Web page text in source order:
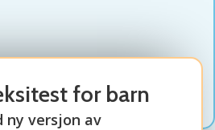
for barn
ny versjon av